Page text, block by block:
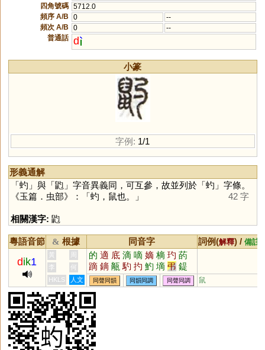
四角號碼 5712.0
頻序 A/B
0
--
頻次 A/B
0
--
普通話 d
小篆
字例: 1/1
形義通解
「 虳 」與「 䶂」字音異義同，可互參，故並列於「 虳 」字條。
《玉篇．虫部》：「虳，鼠也。」
42 字
相關漢字: 䶂
粵語音節 & 根據 同音字 詞例(解釋) / 備註
dik1
黃 周 的 適 底 滴 嘀 嫡 樀 玓 菂
蹢 鏑 甋 馰 扚 魡 墑 弔 鍉
靮 旳
李
何
HKLS
人文 同聲同韻 同韻同調 同聲同調 鼠